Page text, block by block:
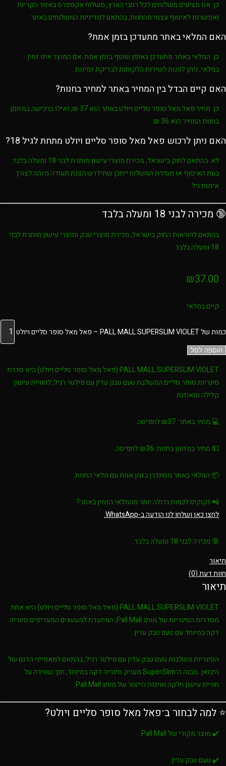
כן. אנו מציעים משלוחים לכל רחבי הארץ, משלוח אקספרס באזור הקריות
ואפשרות לאיסוף עצמי מהחנות, בהתאם למדיניות המשלוחים באתר.
האם המלאי באתר מתעדכן בזמן אמת?
כן. המלאי באתר מתעדכן באופן שוטף בזמן אמת. אם המוצר אינו זמין
במלאי, ניתן לפנות לשירות הלקוחות לבדיקת זמינות.
האם קיים הבדל בין המחיר באתר למחיר בחנות?
כן. מחירפאל מאל סופר סליים ויולטבאתר הוא37 ₪
, ואילו ברכישה במזומן
בחנות המחיר הוא 36 ₪
.
האם ניתן לרכוש פאל מאל סופר סליים ויולט מתחת לגיל 18?
לא. בהתאם לחוק בישראל, מכירת מוצרי עישון מותרת לבני18 ומעלה בלבד
.
בעת האיסוף או מסירת המשלוח ייתכן שתידרש הצגת תעודה מזהה לצורך
אימות גיל.
🔞 מכירה לבני 18 ומעלה בלבד
בהתאם להוראות החוק בישראל, מכירת מוצרי טבק ומוצרי עישון מותרת לבני
18 ומעלה בלבד
.
₪37.00
קיים במלאי
כמות של PALL MALL SUPERSLIM VIOLET – פאל מאל סופר סליים ויולט
הוספה לסל
PALL MALL SUPERSLIM VIOLET (פאל מאל סופר סליים ויולט)
היא סדרת
סיגריות סופר סליים המשלבת טעם טבק עדין עם פילטר רגיל, לחוויית עישון
קלילה ומאוזנת.
💻 מחיר באתר:
💵 מחיר במזומן בחנות:
📦 המלאי באתר מסונכרן בזמן אמת עם מלאי החנות.
📲 זקוקים לכמות גדולה יותר מהמלאי הזמין באתר?
לחצו כאן ושלחו לנו הודעה ב-WhatsApp.
🔞 מכירה לבני 18 ומעלה בלבד.
תיאור
חוות דעת (0)
תיאור
PALL MALL SUPERSLIM VIOLET (פאל מאל סופר סליים ויולט)
היא אחת
מסדרות הסיגריות של מותגPall Mall, המיועדת למעשנים המעדיפים סיגריה
דקה במיוחד עם טעם טבק עדין.
הסיגריות משלבותטעם טבק עדין עםפילטר רגיל, בהתאם למאפייני הדגם של
היבואן. מבנה ה־SuperSlimמעניק סיגריה דקה במיוחד, תוך שמירה על
חוויית עישון חלקה ואיכות הייצור של מותג Pall Mall.
⭐ למה לבחור ב־פאל מאל סופר סליים ויולט?
✔️ מוצר מקורי של Pall Mall.
✔️ טעם טבק עדין.